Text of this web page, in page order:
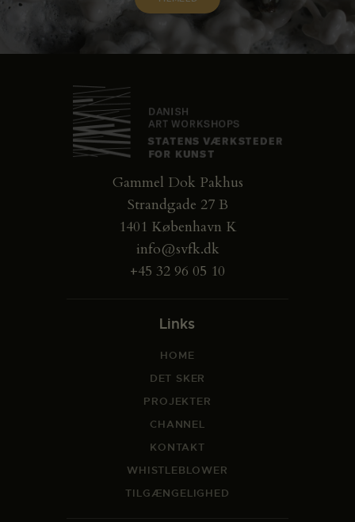
Gammel Dok Pakhus
Strandgade 27 B
1401 København K
info@svfk.dk
+45 32 96 05 10
Links
HOME
DET SKER
PROJEKTER
CHANNEL
KONTAKT
WHISTLEBLOWER
TILGÆNGELIGHED